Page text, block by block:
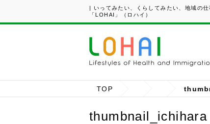
| いってみたい、くらしてみたい、地域の
「LOHAI」（ロハイ）
TOP
thumbnail_ichihara